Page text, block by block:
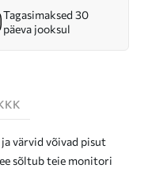
Tagasimaksed 30
päeva jooksul
värvid võivad pisut
sõltub teie monitori